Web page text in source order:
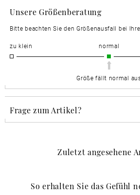
Unsere Größenberatung
Bitte beachten Sie den Größenausfall bei
zu klein normal
Größe fällt normal
Frage zum Artikel?
Zuletzt angesehene
So erhalten Sie das Gefühl